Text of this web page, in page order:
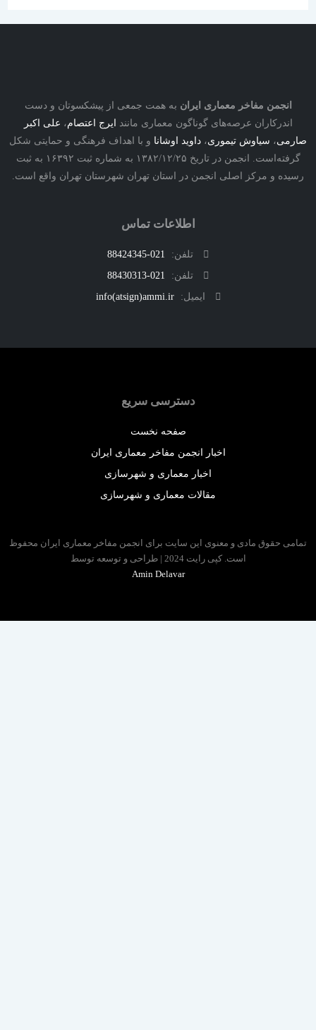
مفاخر معماری ایرانبه همت جمعی از پیشکسوتان و دست
عرصه‌های گوناگون معماری مانندایرج اعتصام،علی اکبر
،سیاوش تیموری،داوید اوشاناو با اهداف فرهنگی و حمایتی شکل
گرفته‌است. انجمن در تاریخ ۱۳۸۲/۱۲/۲۵ به شماره ثبت ۱۶۳۹۲ به ثبت
و مرکز اصلی انجمن در استان تهران شهرستان تهران واقع است.
اطلاعات تماس
تلفن:
021-88424345
تلفن:
021-88430313
ایمیل:
info(atsign)ammi.ir
دسترسی سریع
صفحه نخست
اخبار انجمن مفاخر معماری ایران
اخبار معماری و شهرسازی
مقالات معماری و شهرسازی
حقوق مادی و معنوی این سایت برای انجمن مفاخر معماری ایران محفوظ
است. کپی رایت 2024 | طراحی و توسعه توسط
Amin Delavar